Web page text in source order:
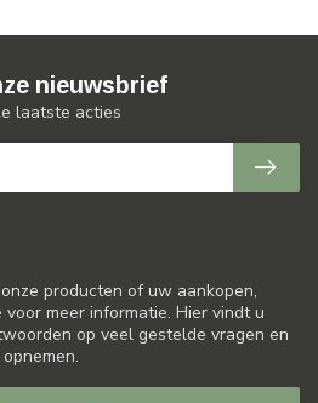
producten of uw aankopen,
meer informatie. Hier vindt u
op veel gestelde vragen en
nieuwsbrief
laatste acties